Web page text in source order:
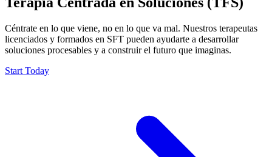
Céntrate en lo que viene, no en lo que va mal. Nuestros terapeutas
licenciados y formados en SFT pueden ayudarte a desarrollar
soluciones procesables y a construir el futuro que imaginas.
Start Today